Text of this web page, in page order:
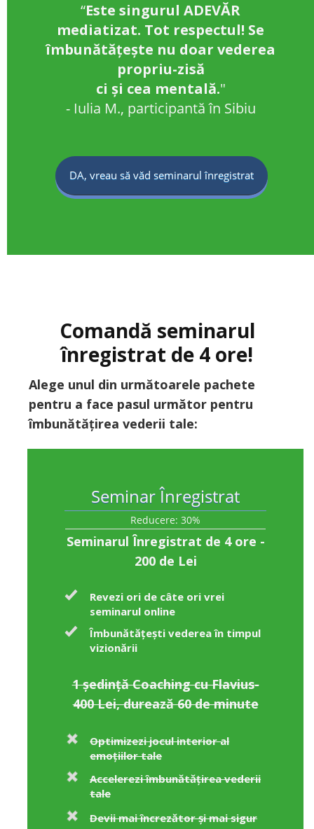
“Este singurul ADEVĂR
mediatizat. Tot respectul! Se
îmbunătățește nu doar vederea
propriu-zisă
ci și cea mentală."
- Iulia M., participantă în Sibiu
DA, vreau să văd seminarul înregistrat
Comandă seminarul
înregistrat de 4 ore!
Alege unul din următoarele pachete
pentru a face pasul următor pentru
îmbunătățirea vederii tale:
Seminar Înregistrat
Reducere: 30%
Seminarul Înregistrat de 4 ore -
200 de Lei
Revezi ori de câte ori vrei
seminarul online
Îmbunătățești vederea în timpul
vizionării
1 ședință Coaching cu Flavius-
400 Lei, durează 60 de minute
Optimizezi jocul interior al
emoțiilor tale
Accelerezi îmbunătățirea vederii
tale
Devii mai încrezător și mai sigur